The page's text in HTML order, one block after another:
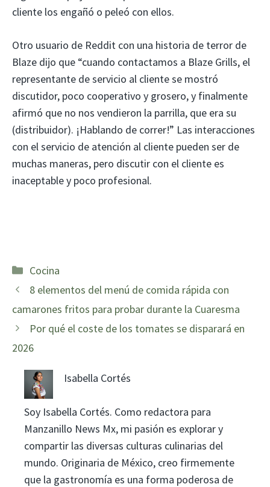
cliente los engañó o peleó con ellos.
Otro usuario de Reddit con una historia de terror de
Blaze dijo que “cuando contactamos a Blaze Grills, el
representante de servicio al cliente se mostró
discutidor, poco cooperativo y grosero, y finalmente
afirmó que no nos vendieron la parrilla, que era su
(distribuidor). ¡Hablando de correr!” Las interacciones
con el servicio de atención al cliente pueden ser de
muchas maneras, pero discutir con el cliente es
inaceptable y poco profesional.
Categorías
Cocina
8 elementos del menú de comida rápida con
camarones fritos para probar durante la Cuaresma
Por qué el coste de los tomates se disparará en
2026
Isabella Cortés
Soy Isabella Cortés. Como redactora para
Manzanillo News Mx, mi pasión es explorar y
compartir las diversas culturas culinarias del
mundo. Originaria de México, creo firmemente
que la gastronomía es una forma poderosa de